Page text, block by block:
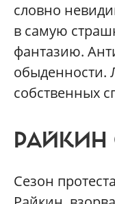
словно
в самую
фантазию.
обыденности.
собственных
РАЙКИН
Сезон